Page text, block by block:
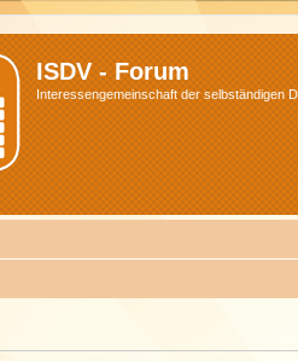
ISDV - Forum
Interessengemeinschaft der selbständigen